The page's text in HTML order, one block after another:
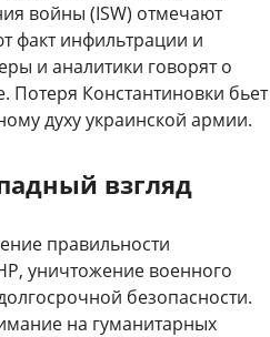
войны (ISW) отмечают
факт инфильтрации и
и аналитики говорят о
Потеря Константиновки бьет
духу украинской армии.
взгляд
правильности
уничтожение военного
безопасности.
на гуманитарных